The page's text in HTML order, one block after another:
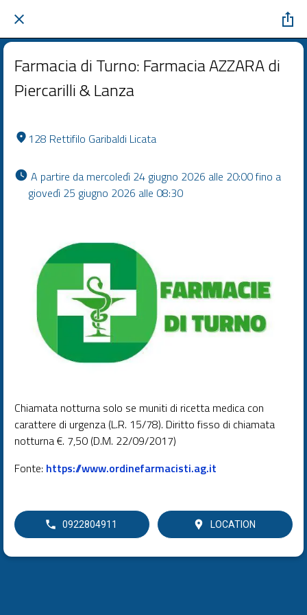
Farmacia di Turno: Farmacia AZZARA di
Piercarilli & Lanza
128 Rettifilo Garibaldi Licata
giovedì 25 giugno 2026 alle 08:30
Chiamata notturna solo se muniti di ricetta medica con
carattere di urgenza (L.R. 15/78). Diritto fisso di chiamata
notturna €. 7,50 (D.M. 22/09/2017)
Fonte: https://www.ordinefarmacisti.ag.it
0922804911 LOCATION